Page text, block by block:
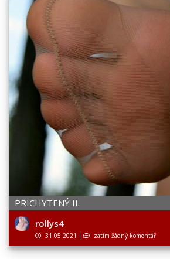
PRICHYTENÝ II.
rollys4
31.05.2021 | zatím žádný komentář